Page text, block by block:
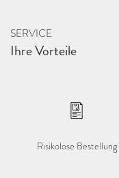
SERVICE
Ihre Vorteile
Risikolose Bestellung